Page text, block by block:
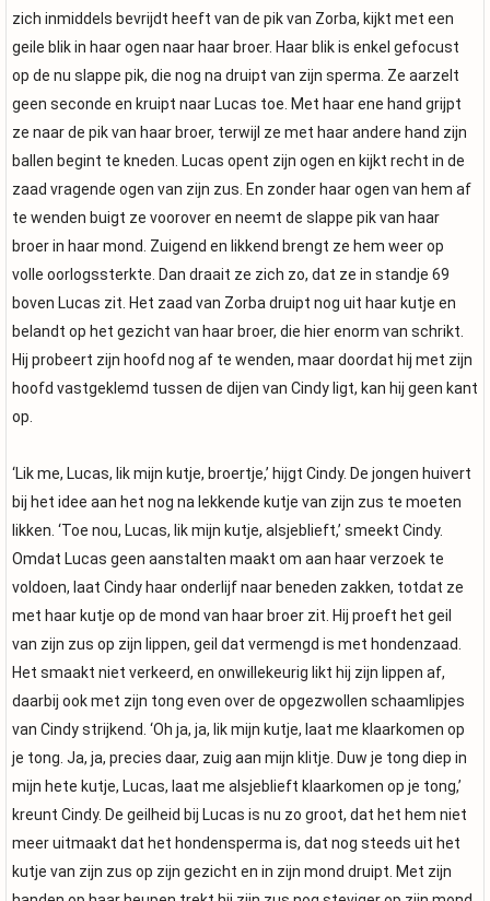
zich inmiddels bevrijdt heeft van de pik van Zorba, kijkt met een
geile blik in haar ogen naar haar broer. Haar blik is enkel gefocust
op de nu slappe pik, die nog na druipt van zijn sperma. Ze aarzelt
geen seconde en kruipt naar Lucas toe. Met haar ene hand grijpt
ze naar de pik van haar broer, terwijl ze met haar andere hand zijn
ballen begint te kneden. Lucas opent zijn ogen en kijkt recht in de
zaad vragende ogen van zijn zus. En zonder haar ogen van hem af
te wenden buigt ze voorover en neemt de slappe pik van haar
broer in haar mond. Zuigend en likkend brengt ze hem weer op
volle oorlogssterkte. Dan draait ze zich zo, dat ze in standje 69
boven Lucas zit. Het zaad van Zorba druipt nog uit haar kutje en
belandt op het gezicht van haar broer, die hier enorm van schrikt.
Hij probeert zijn hoofd nog af te wenden, maar doordat hij met zijn
hoofd vastgeklemd tussen de dijen van Cindy ligt, kan hij geen kant
op.
‘Lik me, Lucas, lik mijn kutje, broertje,’ hijgt Cindy. De jongen huivert
bij het idee aan het nog na lekkende kutje van zijn zus te moeten
likken. ‘Toe nou, Lucas, lik mijn kutje, alsjeblieft,’ smeekt Cindy.
Omdat Lucas geen aanstalten maakt om aan haar verzoek te
voldoen, laat Cindy haar onderlijf naar beneden zakken, totdat ze
met haar kutje op de mond van haar broer zit. Hij proeft het geil
van zijn zus op zijn lippen, geil dat vermengd is met hondenzaad.
Het smaakt niet verkeerd, en onwillekeurig likt hij zijn lippen af,
daarbij ook met zijn tong even over de opgezwollen schaamlipjes
van Cindy strijkend. ‘Oh ja, ja, lik mijn kutje, laat me klaarkomen op
je tong. Ja, ja, precies daar, zuig aan mijn klitje. Duw je tong diep in
mijn hete kutje, Lucas, laat me alsjeblieft klaarkomen op je tong,’
kreunt Cindy. De geilheid bij Lucas is nu zo groot, dat het hem niet
meer uitmaakt dat het hondensperma is, dat nog steeds uit het
kutje van zijn zus op zijn gezicht en in zijn mond druipt. Met zijn